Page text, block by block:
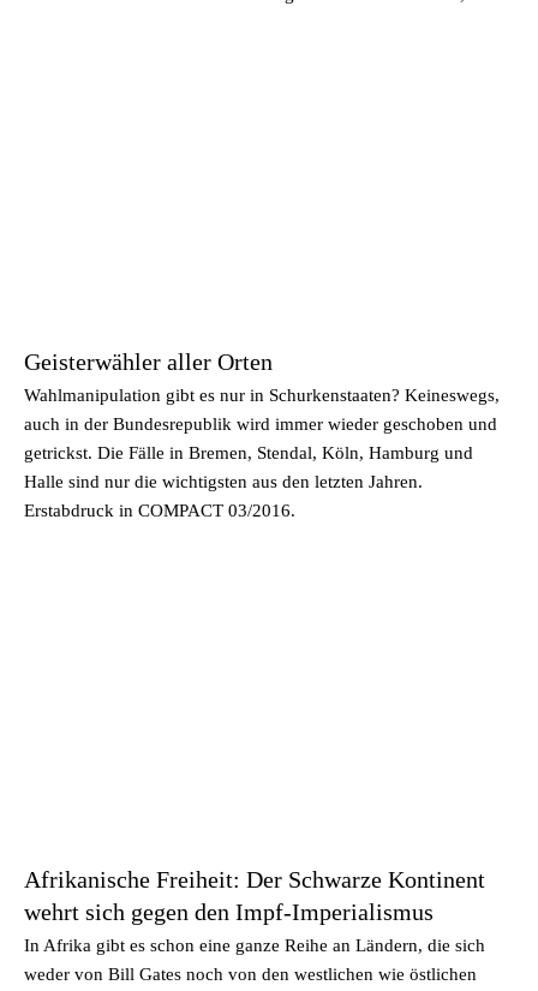
Geisterwähler aller Orten
Wahlmanipulation gibt es nur in Schurkenstaaten? Keineswegs,
auch in der Bundesrepublik wird immer wieder geschoben und
getrickst. Die Fälle in Bremen, Stendal, Köln, Hamburg und
Halle sind nur die wichtigsten aus den letzten Jahren.
Erstabdruck in COMPACT 03/2016.
Afrikanische Freiheit: Der Schwarze Kontinent
wehrt sich gegen den Impf-Imperialismus
In Afrika gibt es schon eine ganze Reihe an Ländern, die sich
weder von Bill Gates noch von den westlichen wie östlichen